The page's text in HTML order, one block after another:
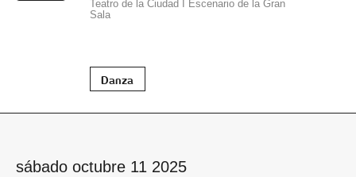
Teatro de la Ciudad I Escenario de la Gran
Sala
Danza
sábado octubre 11 2025